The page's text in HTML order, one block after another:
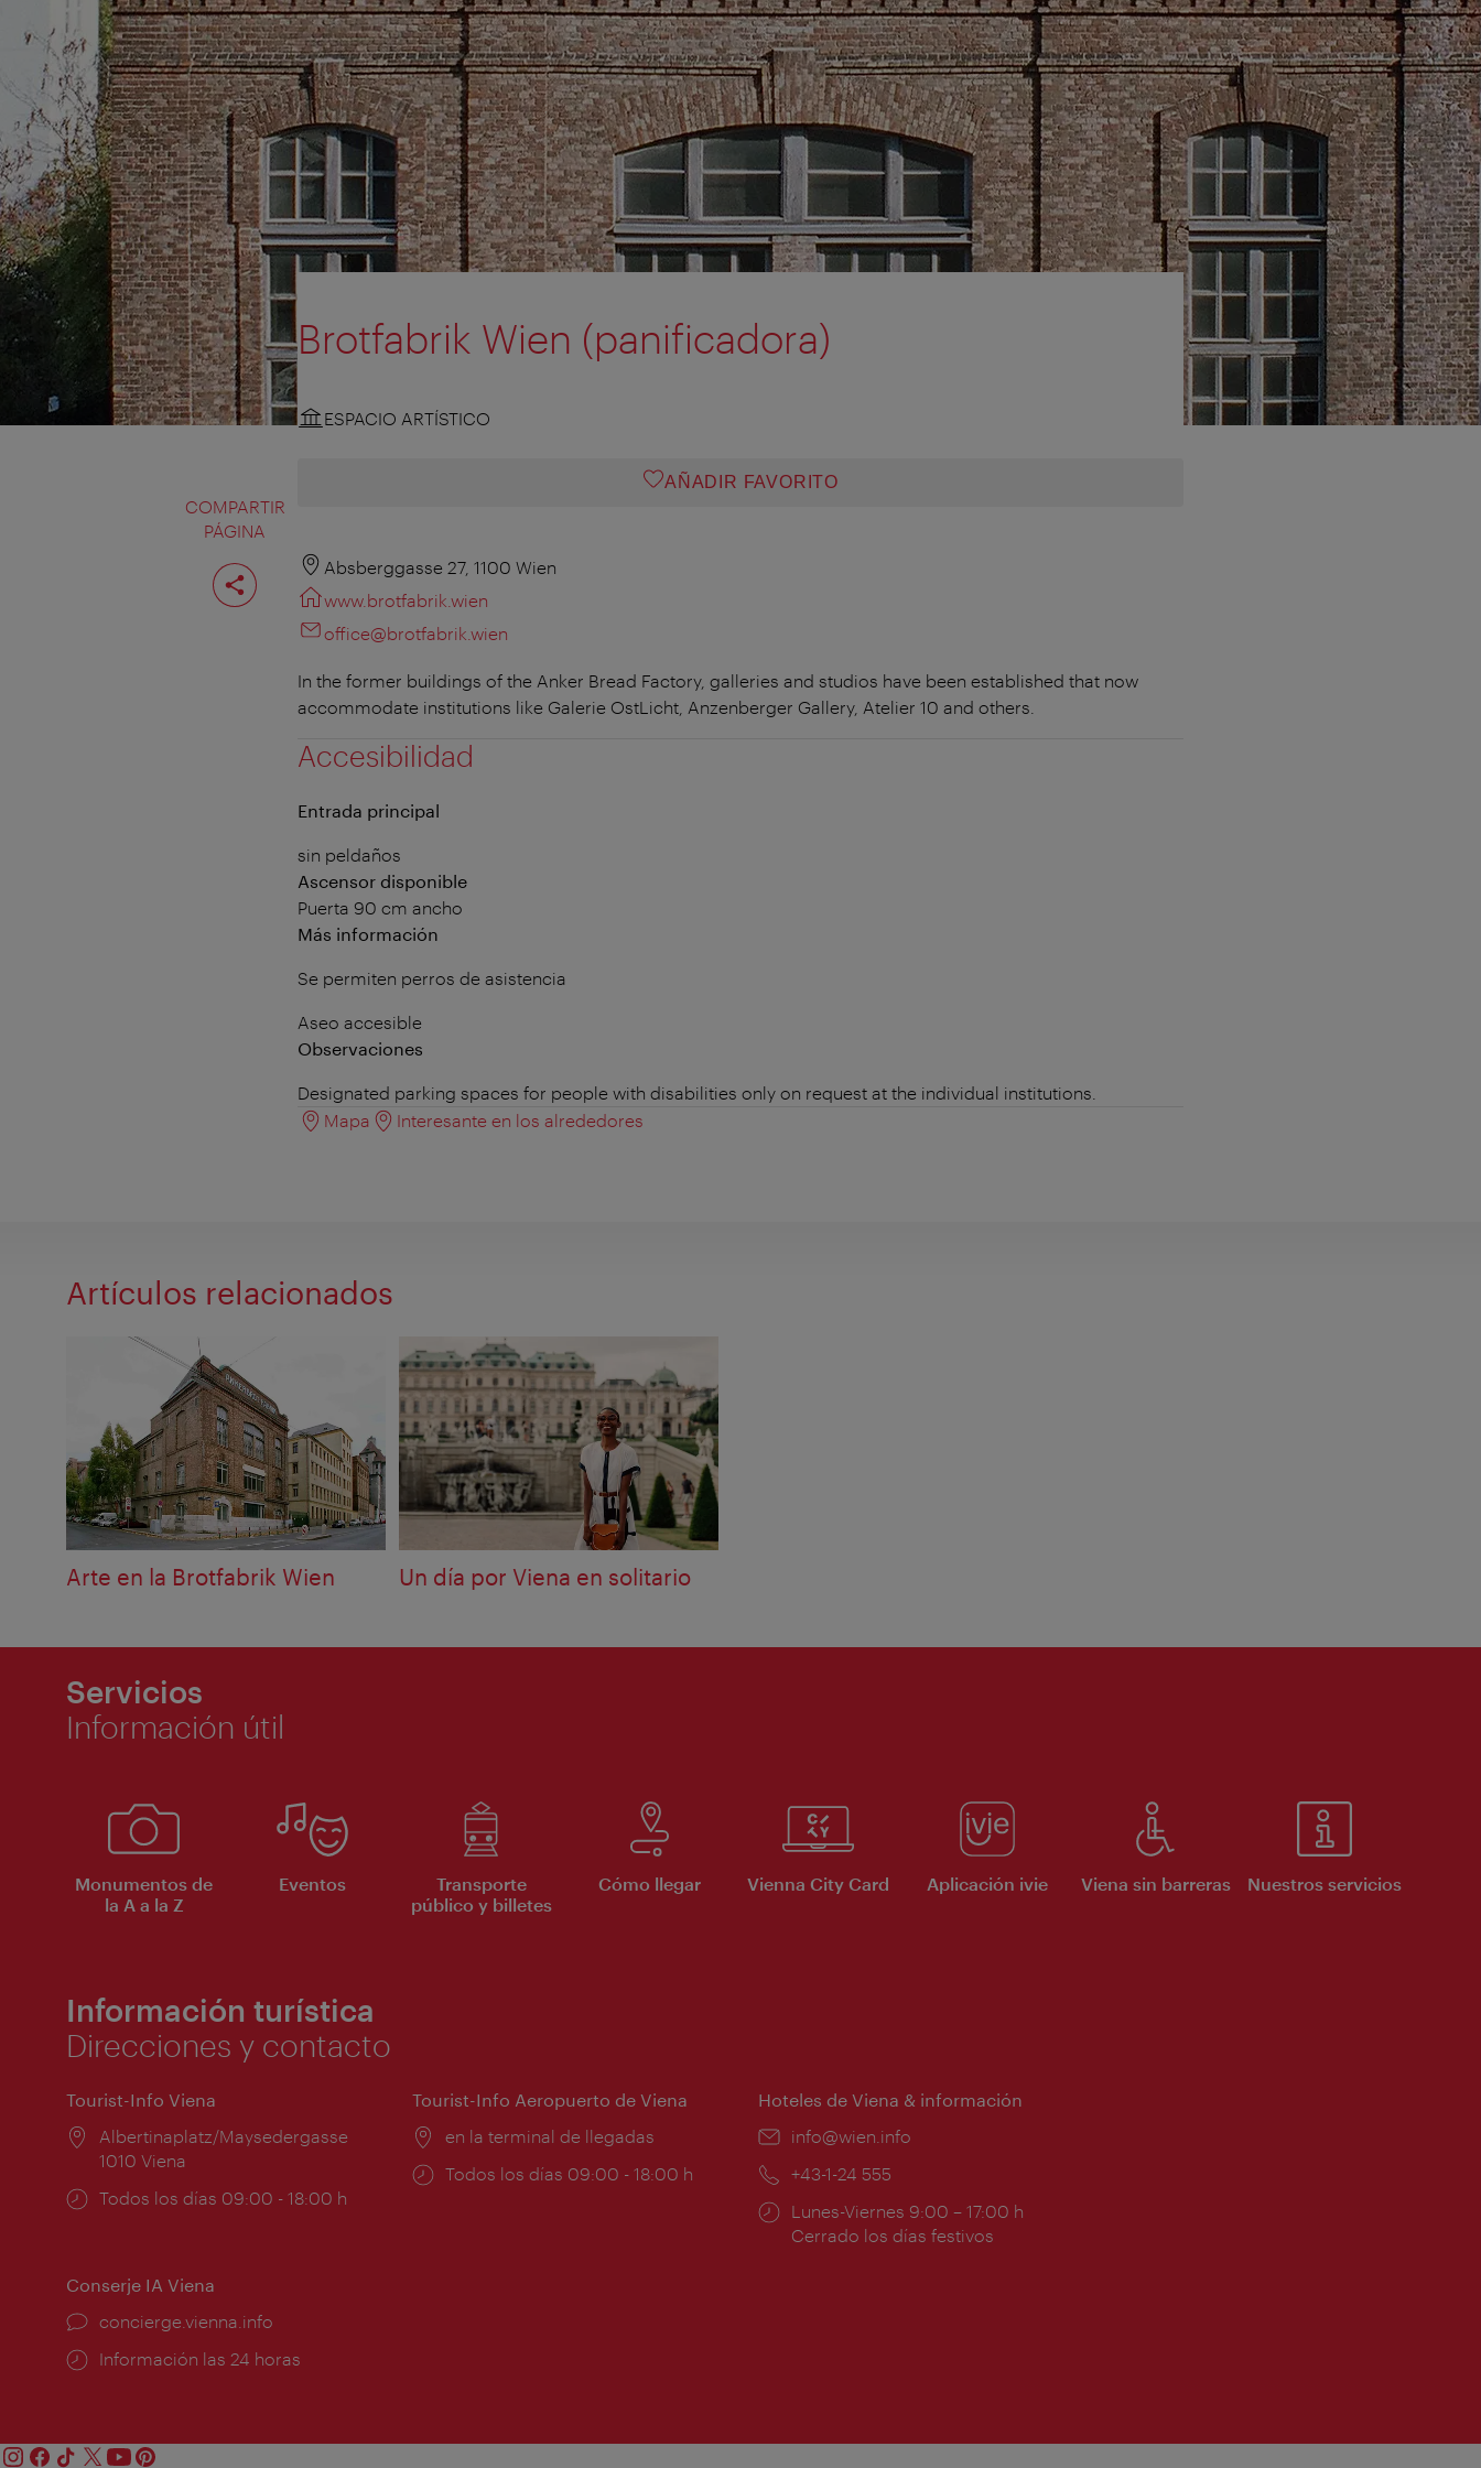
COMPARTIR
PÁGINA
Compartir
página
Brotfabrik Wien (panificadora)
ESPACIO ARTÍSTICO
AÑADIR FAVORITO
Absberggasse 27, 1100 Wien
www.brotfabrik.wien
office@brotfabrik.wien
In the former buildings of the Anker Bread Factory, galleries and studios have been established that now
accommodate institutions like Galerie OstLicht, Anzenberger Gallery, Atelier 10 and others.
Accesibilidad
Entrada principal
sin peldaños
Ascensor disponible
Puerta 90 cm ancho
Más información
Se permiten perros de asistencia
Aseo accesible
Observaciones
Designated parking spaces for people with disabilities only on request at the individual institutions.
Mapa
Interesante en los alrededores
Artículos relacionados
Arte en la Brotfabrik Wien Un día por Viena en solitario
Servicios
Información útil
Monumentos de
la A a la Z
Eventos
Transporte
público y billetes
Cómo llegar Vienna City Card Aplicación ivie Viena sin barreras Nuestros servicios
Información turística
Direcciones y contacto
Tourist-Info Viena
Lugar:
Albertinaplatz/Maysedergasse
1010 Viena
Horarios
Todos los días 09:00 - 18:00 h
Tourist-Info Aeropuerto de Viena
Lugar:
en la terminal de llegadas
Horarios
Todos los días 09:00 - 18:00 h
Hoteles de Viena & información
e-
info@wien.info
Teléfono:
+43-1-24 555
Horarios
de
Lunes-Viernes 9:00 – 17:00 h
Cerrado los días festivos
Conserje IA Viena
concierge.vienna.info
Información las 24 horas